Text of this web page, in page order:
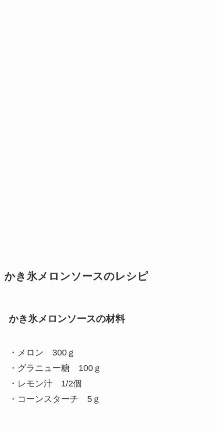
かき氷メロンソースのレシピ
かき氷メロンソースの材料
・メロン 300ｇ
・グラニュー糖 100ｇ
・レモン汁 1/2個
・コーンスターチ 5ｇ